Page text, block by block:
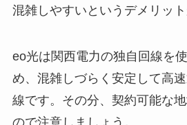
混雑しやすいというデメリット
eo光は関西電力の独自回線を
め、混雑しづらく安定して高
線です。その分、契約可能な